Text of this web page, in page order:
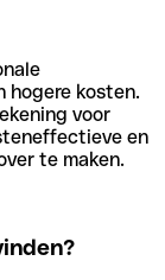
hogere kosten.
voor
en
te maken.